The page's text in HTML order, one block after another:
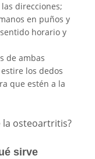
direcciones;
en puños y
horario y
de ambas
los dedos
que estén a la
la osteoartritis?
sirve